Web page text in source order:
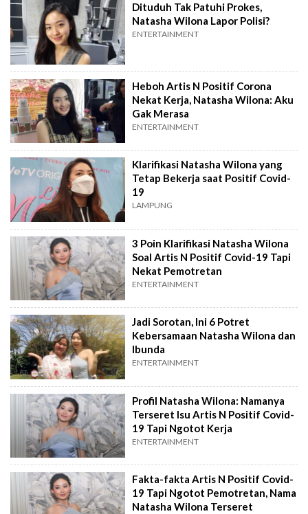
Dituduh Tak Patuhi Prokes,
Natasha Wilona Lapor Polisi?
ENTERTAINMENT
Heboh Artis N Positif Corona
Nekat Kerja, Natasha Wilona: Aku
Gak Merasa
ENTERTAINMENT
Klarifikasi Natasha Wilona yang
Tetap Bekerja saat Positif Covid-
19
LAMPUNG
3 Poin Klarifikasi Natasha Wilona
Soal Artis N Positif Covid-19 Tapi
Nekat Pemotretan
ENTERTAINMENT
Jadi Sorotan, Ini 6 Potret
Kebersamaan Natasha Wilona dan
Ibunda
ENTERTAINMENT
Profil Natasha Wilona: Namanya
Terseret Isu Artis N Positif Covid-
19 Tapi Ngotot Kerja
ENTERTAINMENT
Fakta-fakta Artis N Positif Covid-
19 Tapi Ngotot Pemotretan, Nama
Natasha Wilona Terseret